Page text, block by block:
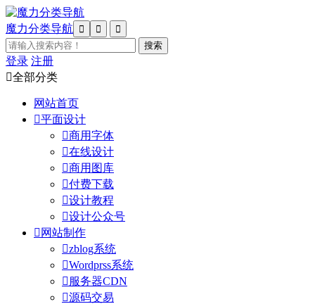
魔力分类导航   
登录 注册
全部分类
网站首页
平面设计
商用字体
在线设计
商用图库
付费下载
设计教程
设计公众号
 网站制作
zblog系统
Wordprss系统
 服务器CDN
源码交易